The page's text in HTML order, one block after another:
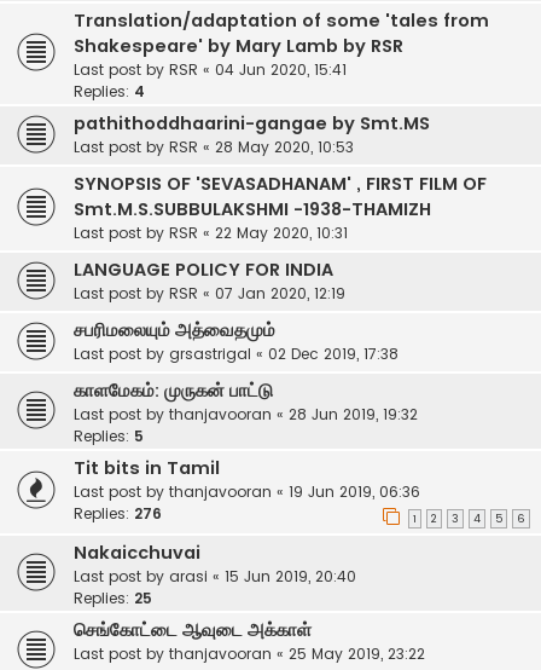
Translation/adaptation of some 'tales from
Shakespeare' by Mary Lamb by RSR
Last post by RSR « 04 Jun 2020, 15:41
Replies: 4
pathithoddhaarini-gangae by Smt.MS
Last post by RSR « 28 May 2020, 10:53
SYNOPSIS OF 'SEVASADHANAM' , FIRST FILM OF
Smt.M.S.SUBBULAKSHMI -1938-THAMIZH
Last post by RSR « 22 May 2020, 10:31
LANGUAGE POLICY FOR INDIA
Last post by RSR « 07 Jan 2020, 12:19
சபரிமலையும் அத்வைதமும்
Last post by grsastrigal « 02 Dec 2019, 17:38
காளமேகம்: முருகன் பாட்டு
Last post by thanjavooran « 28 Jun 2019, 19:32
Replies: 5
Tit bits in Tamil
Last post by thanjavooran « 19 Jun 2019, 06:36
Replies: 276 1 2 3 4 5 6
Nakaicchuvai
Last post by arasi « 15 Jun 2019, 20:40
Replies: 25
செங்கோட்டை ஆவுடை அக்காள்
Last post by thanjavooran « 25 May 2019, 23:22